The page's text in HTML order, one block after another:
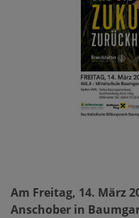
Am Freitag, 14. März
Anschober in